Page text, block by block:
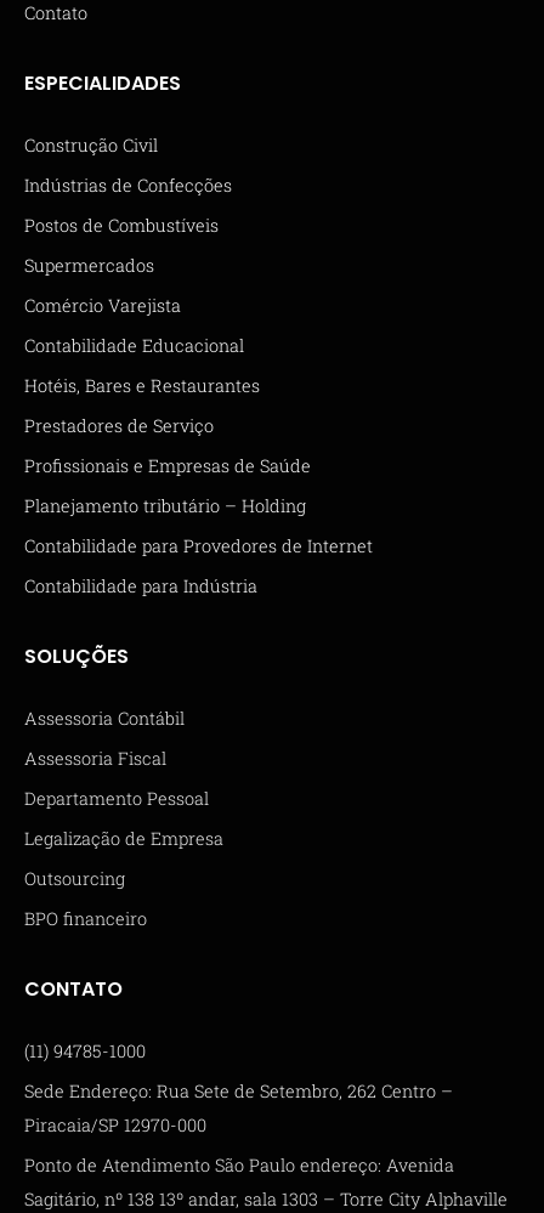
Contato
ESPECIALIDADES
Construção Civil
Indústrias de Confecções
Postos de Combustíveis
Supermercados
Comércio Varejista
Contabilidade Educacional
Hotéis, Bares e Restaurantes
Prestadores de Serviço
Profissionais e Empresas de Saúde
Planejamento tributário – Holding
Contabilidade para Provedores de Internet
Contabilidade para Indústria
SOLUÇÕES
Assessoria Contábil
Assessoria Fiscal
Departamento Pessoal
Legalização de Empresa
Outsourcing
BPO financeiro
CONTATO
(11) 94785-1000
Sede Endereço: Rua Sete de Setembro, 262 Centro –
Piracaia/SP 12970-000
Ponto de Atendimento São Paulo endereço: Avenida
Sagitário, nº 138 13º andar, sala 1303 – Torre City Alphaville